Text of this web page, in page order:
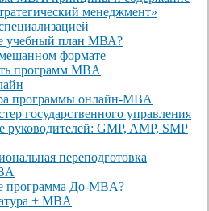
менеджмент»
учебный план МВА?
формате
программ MBA
программы онлайн-MBA
государственного управления
руководителей: GMP, AMP, SMP
переподготовка
программа До-MBA?
+ MBA